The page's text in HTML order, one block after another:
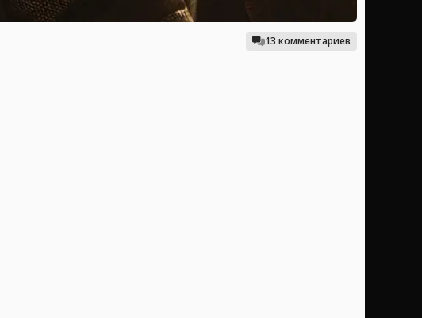
13 комментариев